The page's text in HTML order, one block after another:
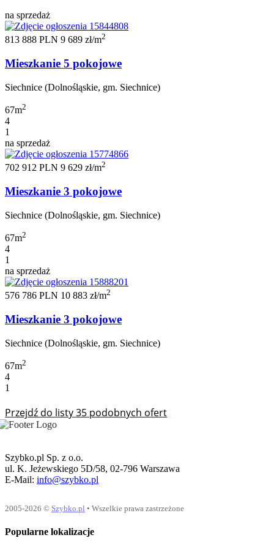
na sprzedaż
813 888 PLN 9 689 zł/m2
Mieszkanie 5 pokojowe
Siechnice (Dolnośląskie, gm. Siechnice)
67m2
4
1
na sprzedaż
702 912 PLN 9 629 zł/m2
Mieszkanie 3 pokojowe
Siechnice (Dolnośląskie, gm. Siechnice)
67m2
4
1
na sprzedaż
576 786 PLN 10 883 zł/m2
Mieszkanie 3 pokojowe
Siechnice (Dolnośląskie, gm. Siechnice)
67m2
4
1
Przejdź do listy 35 podobnych ofert
Szybko.pl Sp. z o.o.
ul. K. Jeżewskiego 5D/58, 02-796 Warszawa
E-Mail: info@szybko.pl
2005-2026 © Szybko.pl • Wszelkie prawa zastrzeżone
Popularne lokalizacje